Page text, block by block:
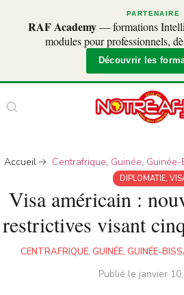
PARTENAIRE
RAF Academy— formations
modules pour professionnels,
Découvrir les
Accueil Centrafrique, Guinée, Guinée-
DIPLOMATIE,
Visa américain :
restrictives visant
CENTRAFRIQUE, GUINÉE, GUINÉE-
Publié le janvier